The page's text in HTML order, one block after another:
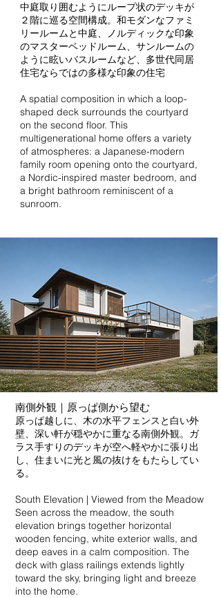
中庭取り囲むようにループ状のデッキが
２階に巡る空間構成。 和モダンなファミ
リールームと中庭、ノルディックな印象
のマスターベッドルーム、サンルームの
ように眩いバスルームなど、多世代同居
住宅ならではの多様な印象の住宅
A spatial composition in which a loop-
shaped deck surrounds the courtyard
on the second floor. This
multigenerational home offers a variety
of atmospheres: a Japanese-modern
family room opening onto the courtyard,
a Nordic-inspired master bedroom, and
a bright bathroom reminiscent of a
sunroom.
南側外観｜原っぱ側から望む
原っぱ越しに、木の水平フェンスと白い外
壁、深い軒が穏やかに重なる南側外観。ガ
ラス手すりのデッキが空へ軽やかに張り出
し、住まいに光と風の抜けをもたらしてい
る。
South Elevation | Viewed from the Meadow
Seen across the meadow, the south
elevation brings together horizontal
wooden fencing, white exterior walls, and
deep eaves in a calm composition. The
deck with glass railings extends lightly
toward the sky, bringing light and breeze
into the home.